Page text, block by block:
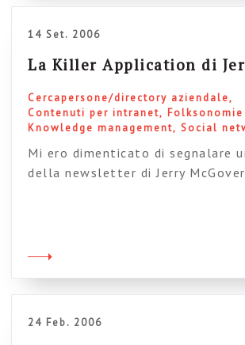
soluzioni, infinite variazioni su
14 Set. 2006
La Killer Application di
Cercapersone/directory aziendale
Contenuti per intranet
Knowledge management Social
Mi ero dimenticato di segnalare
della newsletter di Jerry
tempo immemorabile del
anche Jerry sia dei nostri. In
24 Feb. 2006